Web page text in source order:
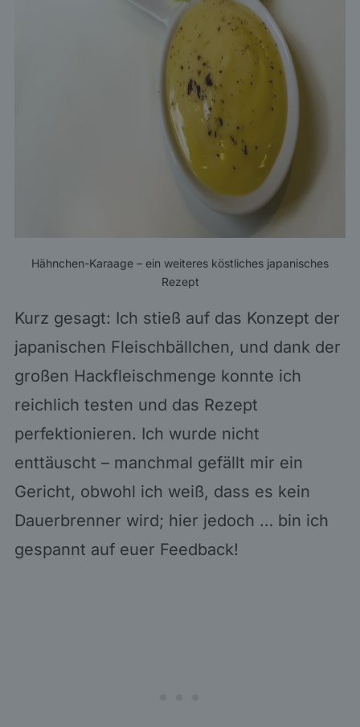
Hähnchen-Karaage – ein weiteres köstliches japanisches
Rezept
Kurz gesagt: Ich stieß auf das Konzept der
japanischen Fleischbällchen, und dank der
großen Hackfleischmenge konnte ich
reichlich testen und das Rezept
perfektionieren. Ich wurde nicht
enttäuscht – manchmal gefällt mir ein
Gericht, obwohl ich weiß, dass es kein
Dauerbrenner wird; hier jedoch … bin ich
gespannt auf euer Feedback!